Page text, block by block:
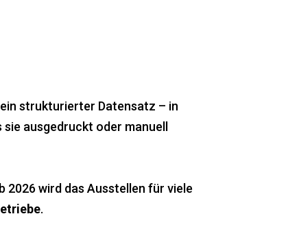
strukturierter Datensatz – in
ausgedruckt oder manuell
2026 wird das Ausstellen für viele
.